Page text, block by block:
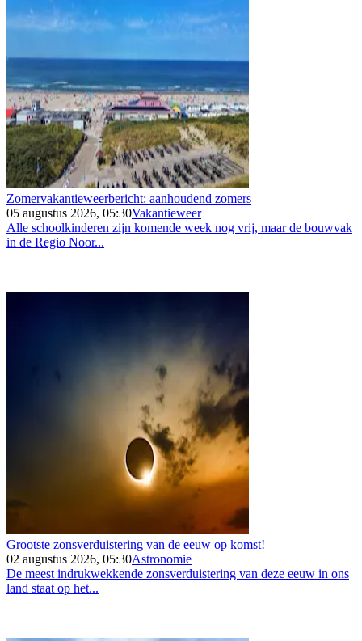
Zomervakantieweerbericht: aanhoudend zomers
05 augustus 2026, 05:30Vakantieweer
Alle schoolkinderen zijn komende week nog vrij, maar de bouwvak
in de Regio Noor...
Grootste zonsverduistering van de eeuw op komst!
02 augustus 2026, 05:30Astronomie
De meest indrukwekkende zonsverduistering van deze eeuw in ons
land staat op het...